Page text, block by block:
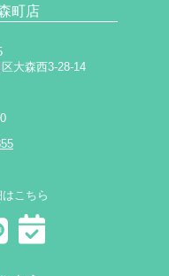
町店
大森西3-28-14
こちら